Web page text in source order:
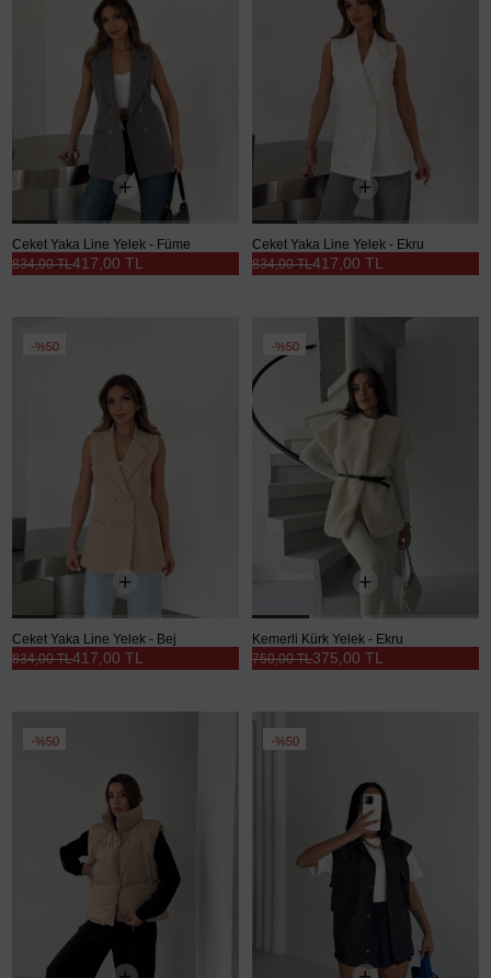
Ceket Yaka Line Yelek - Füme
417,00 TL
834,00 TL
Ceket Yaka Line Yelek - Ekru
417,00 TL
834,00 TL
%50
Ceket Yaka Line Yelek - Bej
417,00 TL
834,00 TL
%50
Kemerli Kürk Yelek - Ekru
375,00 TL
750,00 TL
%50 %50